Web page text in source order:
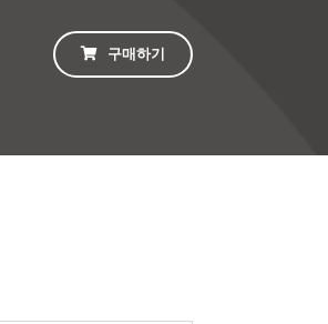
구매하기